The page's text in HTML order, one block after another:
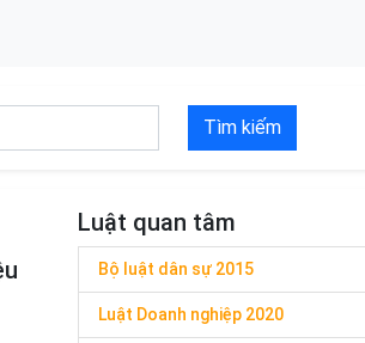
Tìm kiếm
Luật quan tâm
Bộ luật dân sự 2015
Luật Doanh nghiệp 2020